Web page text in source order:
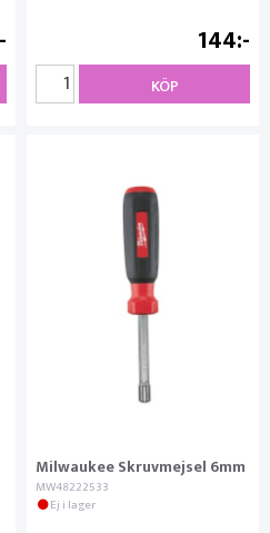
144
KÖP
Milwaukee Skruvmejsel 6mm
MW48222533
Ej i lager